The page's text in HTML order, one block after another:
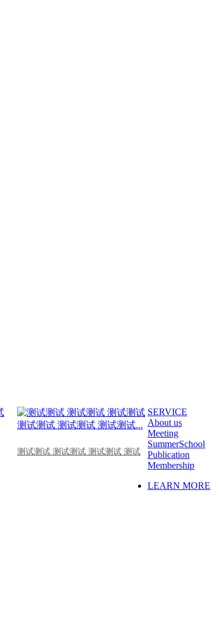
测试测试 测试测试 测试测试 测试
SERVICE
About us
Meeting
SummerSchool
Publication
Membership
LEARN MORE